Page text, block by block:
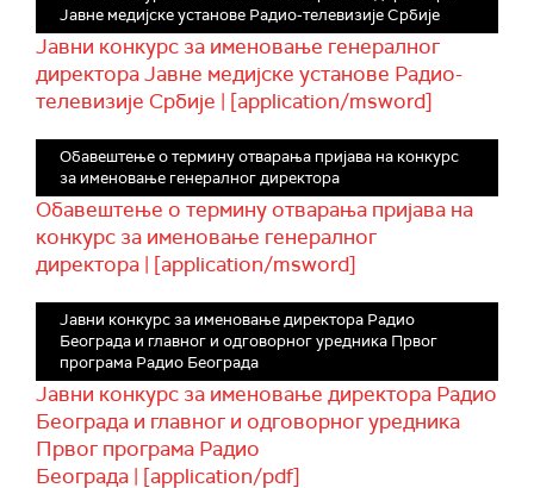
Јавне медијске установе Радио-телевизије Србије
Јавни конкурс за именовање генералног
директора Јавне медијске установе Радио-
телевизије Србије | [application/msword]
Обавештење о термину отварања пријава на конкурс
за именовање генералног директора
Обавештење о термину отварања пријава на
конкурс за именовање генералног
директора | [application/msword]
Јавни конкурс за именовање директора Радио
Београда и главног и одговорног уредника Првог
програма Радио Београда
Јавни конкурс за именовање директора Радио
Београда и главног и одговорног уредника
Првог програма Радио
Београда | [application/pdf]